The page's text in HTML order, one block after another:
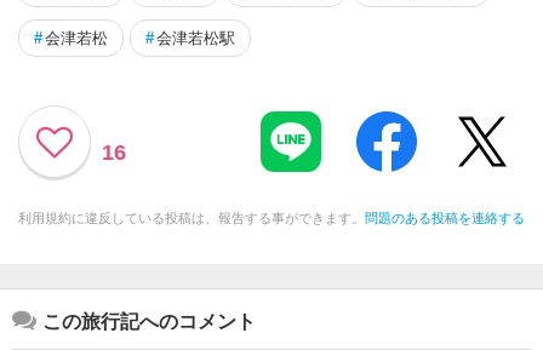
#会津若松 #会津若松駅
16
利用規約に違反している投稿は、報告する事ができます。 問題のある投稿を連絡する
この旅行記へのコメント